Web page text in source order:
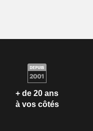
+ de 20 ans
à vos côtés